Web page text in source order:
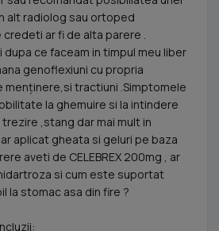
alt radiolog sau ortoped
ar fi de alta parere .
dupa ce faceam in timpul meu liber
genoflexiuni cu propria
menținere,si tractiuni .Simptomele
la ghemuire si la intindere
,stang dar mai mult in
aplicat gheata si geluri pe baza
aveti de CELEBREX 200mg , ar
si cum este suportat
la stomac asa din fire ?